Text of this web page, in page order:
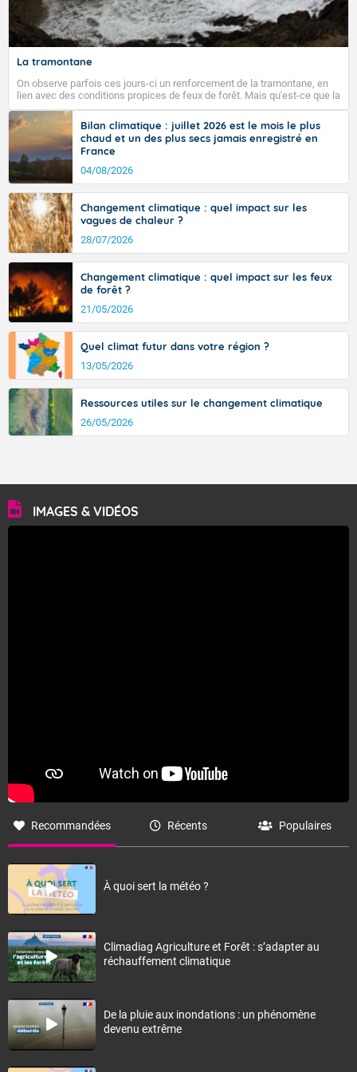
Fermer
La tramontane
On observe parfois ces jours-ci un renforcement de la tramontane, en
lien avec des conditions propices de feux de forêt. Mais qu'est-ce que la
tramontane ? Quelles sont ses caractéristiques ? La tramontane est un
vent turbulent soufflant de secteur nord-ouest à nord, ou ouest à nord-
ouest, dans un secteur qui part du Roussillon à la vallée de l’Aude et à
l’ouest de l’Hérault. L’étymologie de ce vent vient du latin trasmontanus,
signifiant au-delà des monts, en allusion aux régions montagneuses
d’où provient ce vent.
Bilan climatique : juillet 2026 est le mois le plus
chaud et un des plus secs jamais enregistré en
France
04/08/2026
Changement climatique : quel impact sur les
vagues de chaleur ?
28/07/2026
Changement climatique : quel impact sur les feux
de forêt ?
21/05/2026
Quel climat futur dans votre région ?
13/05/2026
Ressources utiles sur le changement climatique
26/05/2026
IMAGES & VIDÉOS
Recommandées Récents Populaires
À quoi sert la météo ?
Climadiag Agriculture et Forêt : s’adapter au
réchauffement climatique
De la pluie aux inondations : un phénomène
devenu extrême